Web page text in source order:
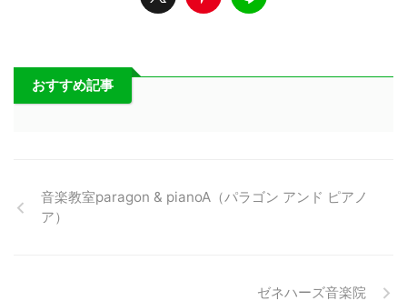
おすすめ記事
音楽教室paragon & pianoA（パラゴン アンド ピアノ
ア）
ゼネハーズ音楽院